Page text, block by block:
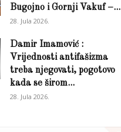
Bugojno i Gornji Vakuf –...
28. Jula 2026.
Damir Imamović :
Vrijednosti antifašizma
treba njegovati, pogotovo
kada se širom...
28. Jula 2026.